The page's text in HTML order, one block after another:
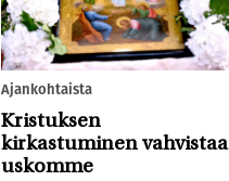
Ajankohtaista
Kristuksen
kirkastuminen vahvistaa
uskomme